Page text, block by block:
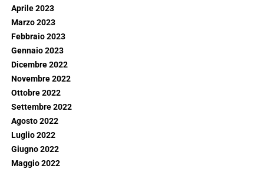
Aprile 2023
Marzo 2023
Febbraio 2023
Gennaio 2023
Dicembre 2022
Novembre 2022
Ottobre 2022
Settembre 2022
Agosto 2022
Luglio 2022
Giugno 2022
Maggio 2022